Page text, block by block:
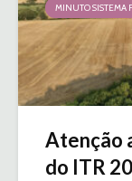
MINUTO SISTEMA
Atenção
do ITR